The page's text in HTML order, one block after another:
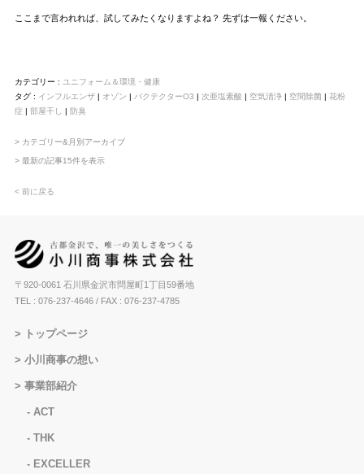
ここまで言われれば、試してみたくなりますよね？ 先ずは一報ください。
カテゴリー : ユニフォーム＆環境・健康
タグ : インフルエンザ| オゾン | バクテクターO3 | 次亜塩素酸 | 空気清浄| 空間除菌| 花粉
症 | 部屋干し | 防臭
> カテゴリー&月別アーカイブ
> 最新の記事15件を表示
< 前に戻る
〒920-0061 石川県金沢市問屋町1丁目59番地
TEL : 076-237-4646/ FAX : 076-237-4785
トップページ
小川商事の想い
事業部紹介
ACT
THK
EXCELLER